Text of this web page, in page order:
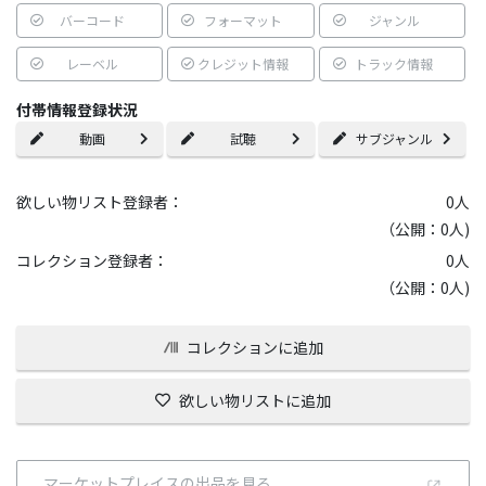
バーコード フォーマット ジャンル
レーベル クレジット情報 トラック情報
付帯情報登録状況
動画 試聴 サブジャンル
欲しい物リスト登録者： 0人
（公開：0人)
コレクション登録者：
0人
（公開：0人)
コレクションに追加
欲しい物リストに追加